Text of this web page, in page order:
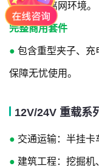
用，适合离网环境。
完整商用套件
● 包含重型夹子、充
保障无忧使用。
12V/24V 重载系
● 交通运输：半挂卡
● 建筑工程：挖掘机